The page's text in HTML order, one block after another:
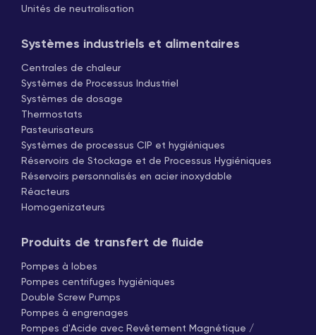
Unités de neutralisation
Systèmes industriels et alimentaires
Centrales de chaleur
Systèmes de Processus Industriel
Systèmes de dosage
Thermostats
Pasteurisateurs
Systèmes de processus CIP et hygiéniques
Réservoirs de Stockage et de Processus Hygiéniques
Réservoirs personnalisés en acier inoxydable
Réacteurs
Homogenizateurs
Produits de transfert de fluide
Pompes à lobes
Pompes centrifuges hygiéniques
Double Screw Pumps
Pompes à engrenages
Pompes d'Acide avec Revêtement Magnétique /